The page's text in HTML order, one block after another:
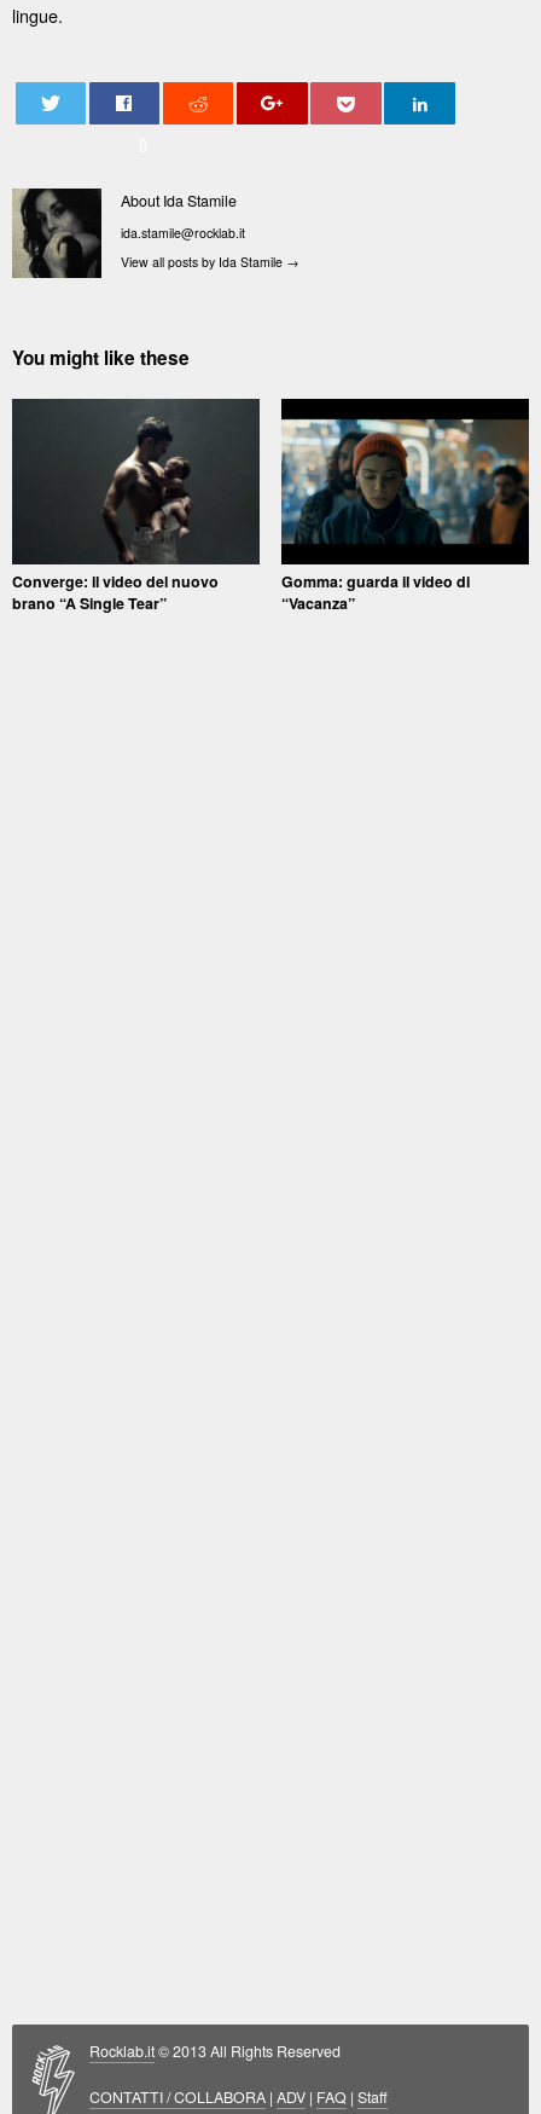
lingue.
About Ida Stamile
ida.stamile@rocklab.it
View all posts by Ida Stamile →
You might like these
Converge: il video del nuovo
brano “A Single Tear”
Gomma: guarda il video di
“Vacanza”
Rocklab.it© 2013 All Rights Reserved
CONTATTI / COLLABORA |ADV | FAQ |Staff